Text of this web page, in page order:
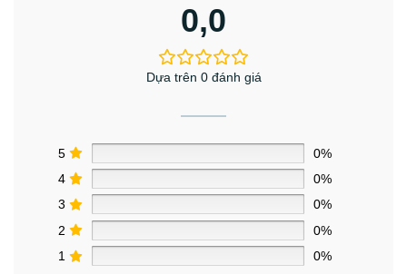
0,0
Dựa trên 0 đánh giá
5
0%
4
0%
3
0%
2
0%
1
0%